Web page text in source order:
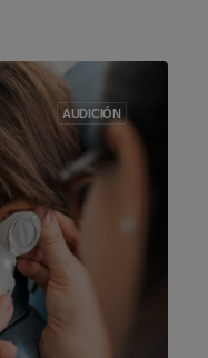
AUDICIÓN